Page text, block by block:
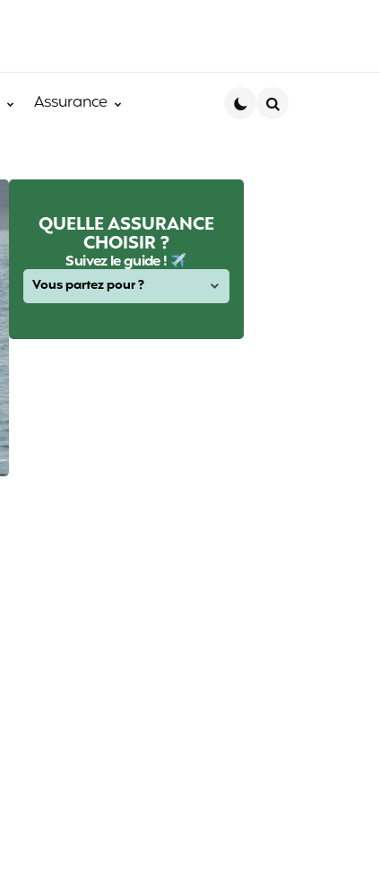
Assurance
QUELLE ASSURANCE
CHOISIR ?
Suivez le guide !